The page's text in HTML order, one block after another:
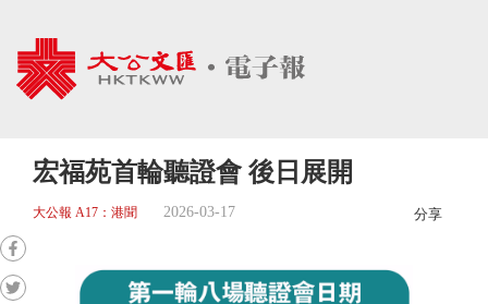
宏福苑首輪聽證會 後日展開
大公報 A17：港聞 2026-03-17 分享